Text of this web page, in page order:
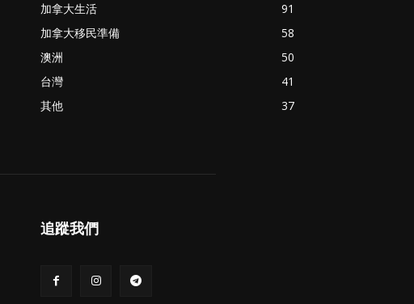
加拿大生活
91
加拿大移民準備
58
澳洲
50
台灣
41
其他
37
追蹤我們